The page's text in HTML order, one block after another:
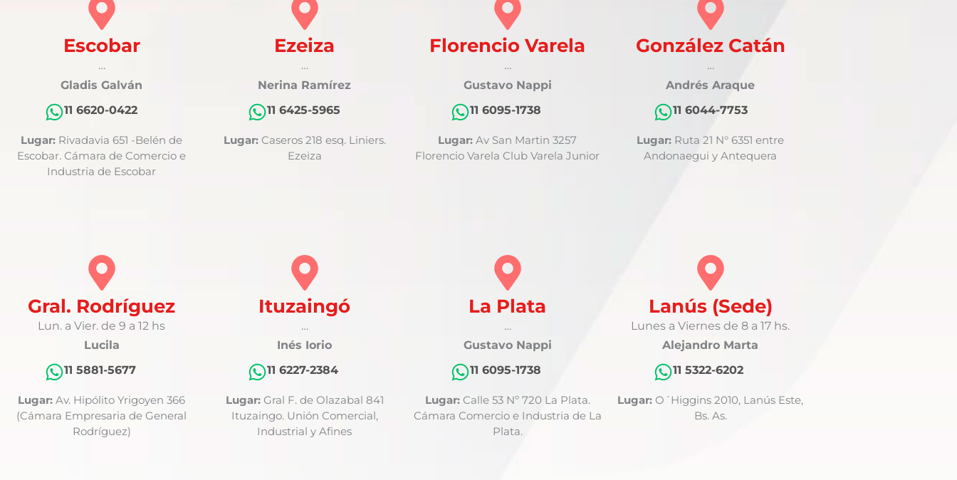
Escobar
…
Gladis Galván
11 6620-0422
Lugar: Rivadavia 651 -Belén de
Escobar. Cámara de Comercio e
Industria de Escobar
Ezeiza
…
Nerina Ramírez
11 6425-5965
Lugar: Caseros 218 esq. Liniers.
Ezeiza
Florencio Varela
…
Gustavo Nappi
11 6095-1738
Lugar: Av San Martin 3257
Florencio Varela Club Varela Junior
González Catán
…
Andrés Araque
11 6044-7753
Lugar: Ruta 21 N° 6351 entre
Andonaegui y Antequera
Gral. Rodríguez
Lun. a Vier. de 9 a 12 hs
Lucila
11 5881-5677
Lugar: Av. Hipólito Yrigoyen 366
(Cámara Empresaria de General
Rodríguez)
Ituzaingó
…
Inés Iorio
11 6227-2384
Lugar:Gral F. de Olazabal 841
Ituzaingo. Unión Comercial,
Industrial y Afines
La Plata
…
Gustavo Nappi
11 6095-1738
Lugar:Calle 53 Nº 720 La Plata.
Cámara Comercio e Industria de La
Plata.
Lanús (Sede)
Lunes a Viernes de 8 a 17 hs.
Alejandro Marta
11 5322-6202
Lugar: O´Higgins 2010, Lanús Este,
Bs. As.